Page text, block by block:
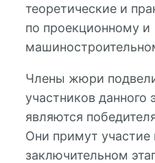
теоретические и
по проекционному и
Члены жюри
участников данного
являются
Они примут участие
заключительном